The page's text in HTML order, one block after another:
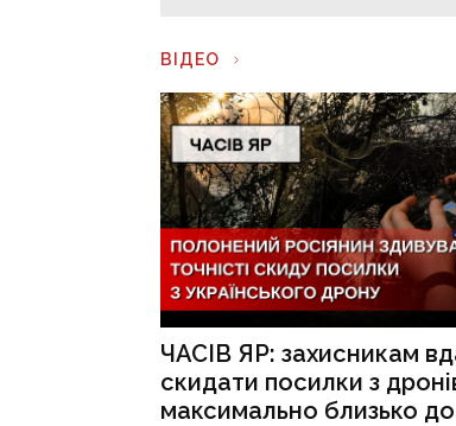
ВІДЕО
ЧАСІВ ЯР: захисникам
скидати посилки з
максимально близько до